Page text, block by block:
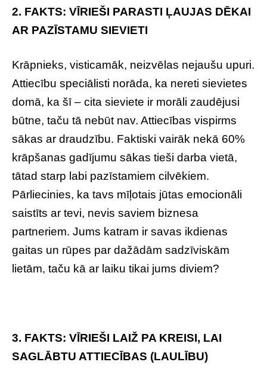
2. FAKTS: VĪRIEŠI PARASTI ĻAUJAS DĒKAI
AR PAZĪSTAMU SIEVIETI
Krāpnieks, visticamāk, neizvēlas nejaušu upuri.
Attiecību speciālisti norāda, ka nereti sievietes
domā, ka šī – cita sieviete ir morāli zaudējusi
būtne, taču tā nebūt nav. Attiecības vispirms
sākas ar draudzību. Faktiski vairāk nekā 60%
krāpšanas gadījumu sākas tieši darba vietā,
tātad starp labi pazīstamiem cilvēkiem.
Pārliecinies, ka tavs mīļotais jūtas emocionāli
saistīts ar tevi, nevis saviem biznesa
partneriem. Jums katram ir savas ikdienas
gaitas un rūpes par dažādām sadzīviskām
lietām, taču kā ar laiku tikai jums diviem?
3. FAKTS: VĪRIEŠI LAIŽ PA KREISI, LAI
SAGLĀBTU ATTIECĪBAS (LAULĪBU)